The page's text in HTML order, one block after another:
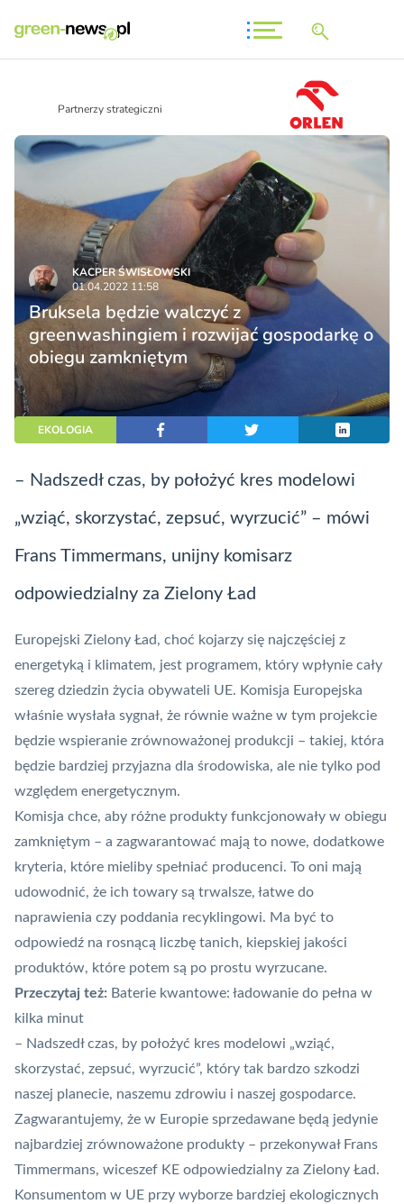
Partnerzy strategiczni
KACPER ŚWISŁO­WSKI
01.04.2022 11:58
Bruksela będzie walczyć z
greenwashingiem i rozwijać gospodarkę o
obiegu zamkniętym
EKOLOGIA
– Nadszedł czas, by położyć kres modelowi
„wziąć, skorzystać, zepsuć, wyrzucić” – mówi
Frans Timmermans, unijny komisarz
odpowiedzialny za Zielony Ład
Europejski Zielony Ład, choć kojarzy się najczęściej z
energetyką i klimatem, jest programem, który wpłynie cały
szereg dziedzin życia obywateli UE. Komisja Europejska
właśnie wysłała sygnał, że równie ważne w tym projekcie
będzie wspieranie zrównoważonej produkcji – takiej, która
będzie bardziej przyjazna dla środowiska, ale nie tylko pod
względem energetycznym.
Komisja chce, aby różne produkty funkcjonowały w obiegu
zamkniętym – a zagwarantować mają to nowe, dodatkowe
kryteria, które mieliby spełniać producenci. To oni mają
udowodnić, że ich towary są trwalsze, łatwe do
naprawienia czy poddania recyklingowi. Ma być to
odpowiedź na rosnącą liczbę tanich, kiepskiej jakości
produktów, które potem są po prostu wyrzucane.
Przeczytaj też: Baterie kwantowe: ładowanie do pełna w
kilka minut
– Nadszedł czas, by położyć kres modelowi „wziąć,
skorzystać, zepsuć, wyrzucić”, który tak bardzo szkodzi
naszej planecie, naszemu zdrowiu i naszej gospodarce.
Zagwarantujemy, że w Europie sprzedawane będą jedynie
najbardziej zrównoważone produkty – przekonywał Frans
Timmermans, wiceszef KE odpowiedzialny za Zielony Ład.
Konsumentom w UE przy wyborze bardziej ekologicznych